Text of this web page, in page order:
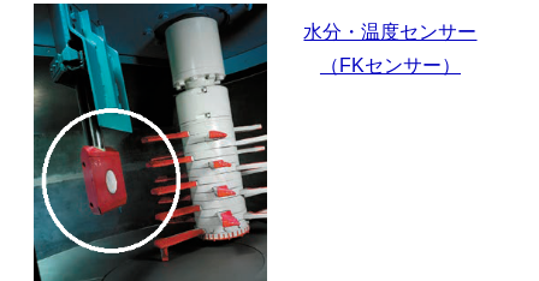
水分・温度センサー
（FKセンサー）